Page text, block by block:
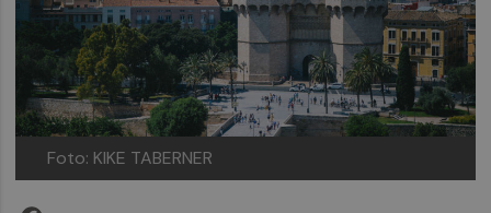
Foto: KIKE TABERNER